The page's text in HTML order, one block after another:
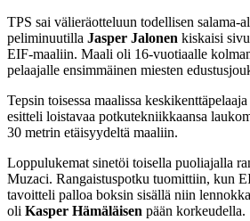
TPS sai välieräotteluun todellisen salama-
peliminuutilla Jasper Jalonen kiskaisi
EIF-maaliin. Maali oli 16-vuotiaalle
pelaajalle ensimmäinen miesten
Tepsin toisessa maalissa keskikenttäpelaaja
esitteli loistavaa potkutekniikkaansa
30 metrin etäisyydeltä maaliin.
Loppulukemat sinetöi toisella puoliajalla
Muzaci. Rangaistuspotku tuomittiin, kun
tavoitteli palloa boksin sisällä niin
oli Kasper Hämäläisen pään korkeudella.